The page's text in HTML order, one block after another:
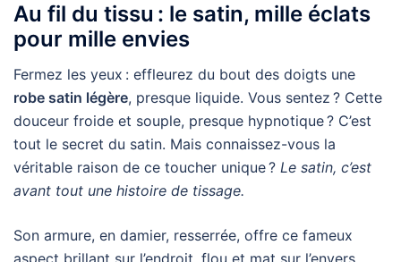
Au fil du tissu : le satin, mille éclats
pour mille envies
Fermez les yeux : effleurez du bout des doigts une
robe satin légère, presque liquide. Vous sentez ? Cette
douceur froide et souple, presque hypnotique ? C’est
tout le secret du satin. Mais connaissez-vous la
véritable raison de ce toucher unique ? Le satin, c’est
avant tout une histoire de tissage.
Son armure, en damier, resserrée, offre ce fameux